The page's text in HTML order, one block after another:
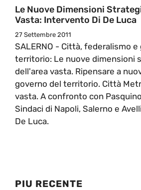
Le Nuove Dimensioni
Vasta: Intervento Di De Luca
27 Settembre 2011
SALERNO - Città, federalismo e
territorio: Le nuove dimensioni
dell'area vasta. Ripensare a
governo del territorio. Città
vasta. A confronto con
Sindaci di Napoli, Salerno e
De Luca.
PIU RECENTE